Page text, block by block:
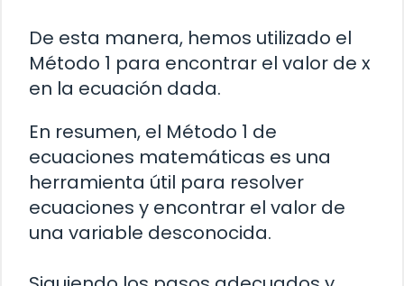
De esta manera, hemos utilizado el
Método 1 para encontrar el valor de x
en la ecuación dada.
En resumen, el Método 1 de
ecuaciones matemáticas es una
herramienta útil para resolver
ecuaciones y encontrar el valor de
una variable desconocida.